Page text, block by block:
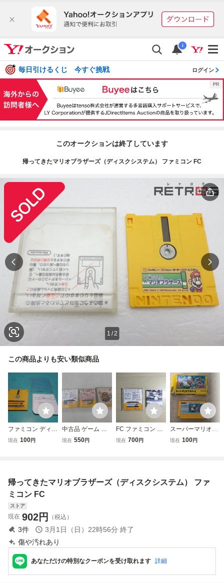
i
毎日引けるくじ 今すぐ挑戦 ログイン
このオークションは終了しています
帰ってきたマリオブラザーズ（ディスクシステム） ファミコン FC
1 /2
この商品よりも安い類似商品
ファミコン ディス
クシステム スーパ
現在 100円
中古品 ゲーム フ
ァミコン ソフト 3
ト
現在 550円
FC ファミコン デ
ィスクシステム デ
現在 700円
スーパーマリオブ
ラザーズ ファミ
現在 100円
帰ってきたマリオブラザーズ（ディスクシステム） ファ
ミコン FC
ストア
現在 902円 （税込）
3件 3月1日（日）22時56分 終了
傷や汚れあり
あなただけの特別なクーポンを受け取れます 詳細